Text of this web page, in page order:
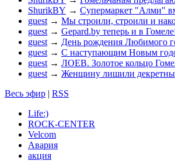
ShurikBY → Супермаркет "Алми"
guest → Мы строили, строили и
guest → Gepard.by теперь и в
guest → День рождения Любимого
guest → С наступающим Новым
guest → ЛОЕВ. Золотое кольцо
guest → Женщину лишили
Весь эфир | RSS
Life:)
ROCK-CENTER
Velcom
Авария
акция